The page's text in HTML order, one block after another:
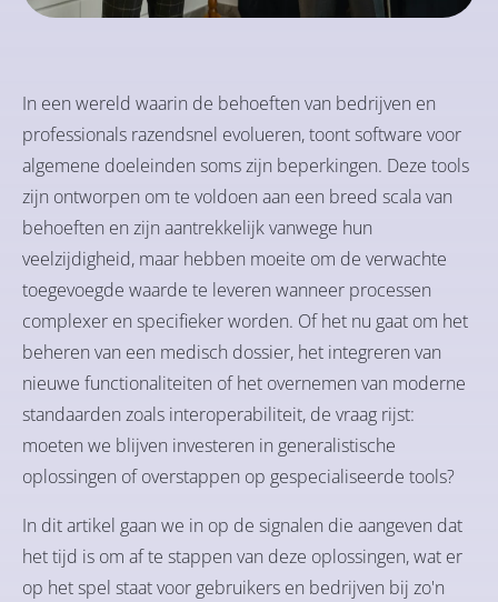
In een wereld waarin de behoeften van bedrijven en
professionals razendsnel evolueren, toont software voor
algemene doeleinden soms zijn beperkingen. Deze tools
zijn ontworpen om te voldoen aan een breed scala van
behoeften en zijn aantrekkelijk vanwege hun
veelzijdigheid, maar hebben moeite om de verwachte
toegevoegde waarde te leveren wanneer processen
complexer en specifieker worden. Of het nu gaat om het
beheren van een medisch dossier, het integreren van
nieuwe functionaliteiten of het overnemen van moderne
standaarden zoals interoperabiliteit, de vraag rijst:
moeten we blijven investeren in generalistische
oplossingen of overstappen op gespecialiseerde tools?
In dit artikel gaan we in op de signalen die aangeven dat
het tijd is om af te stappen van deze oplossingen, wat er
op het spel staat voor gebruikers en bedrijven bij zo'n